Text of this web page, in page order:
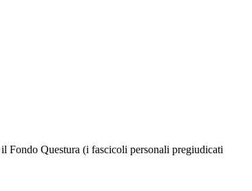
Fondo Questura (i fascicoli personali pregiudicati